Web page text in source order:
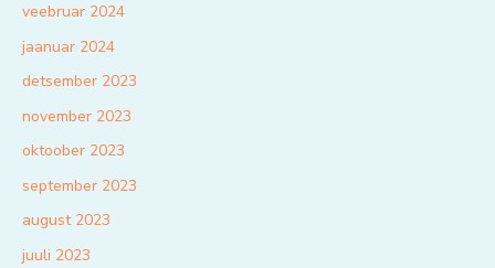
veebruar 2024
jaanuar 2024
detsember 2023
november 2023
oktoober 2023
september 2023
august 2023
juuli 2023